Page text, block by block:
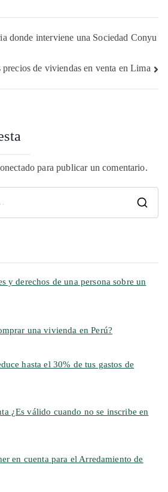
donde interviene una Sociedad Conyu
de viviendas en venta en Lima
para publicar un comentario.
y derechos de una persona sobre un
una vivienda en Perú?
hasta el 30% de tus gastos de
¿Es válido cuando no se inscribe en
en cuenta para el Arredamiento de